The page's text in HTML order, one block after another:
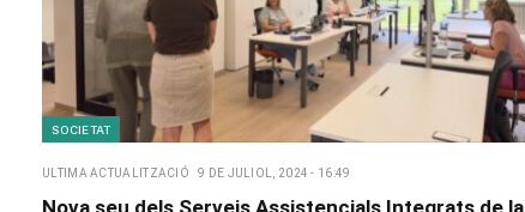
SOCIETAT
ULTIMA ACTUALITZACIÓ 9 DE JULIOL, 2024 - 16:49